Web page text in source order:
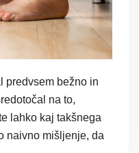
predvsem bežno in
na to,
lahko kaj takšnega
naivno mišljenje, da